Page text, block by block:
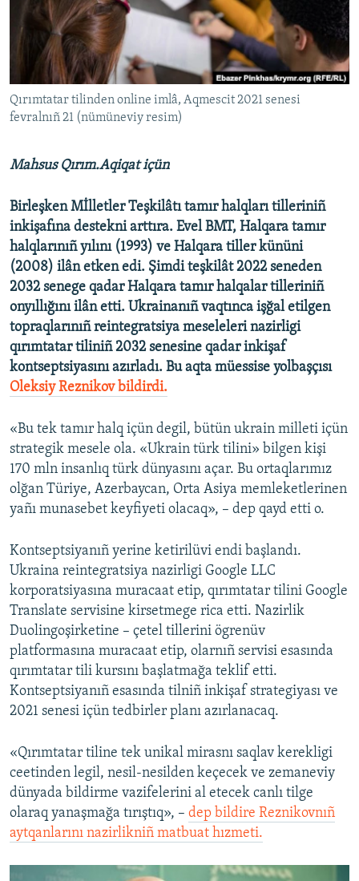
Русский
Українською
QOŞULIÑIZ!
RFE/RS bütün saytları
Qırımtatar tilinden online imlâ, Aqmescit 2021 senesi
fevralnıñ 21 (nümüneviy resim)
Mahsus Qırım.Aqiqat içün
Birleşken Mİlletler Teşkilâtı tamır halqları tilleriniñ
inkişafına destekni arttıra. Evel BMT, Halqara tamır
halqlarınıñ yılını (1993) ve Halqara tiller kününi
(2008) ilân etken edi. Şimdi teşkilât 2022 seneden
2032 senege qadar Halqara tamır halqalar tilleriniñ
onyıllığını ilân etti. Ukrainanıñ vaqtınca işğal etilgen
topraqlarınıñ reintegratsiya meseleleri nazirligi
qırımtatar tiliniñ 2032 senesine qadar inkişaf
kontseptsiyasını azırladı. Bu aqta müessise yolbaşçısı
Oleksiy Reznikov bildirdi.
«Bu tek tamır halq içün degil, bütün ukrain milleti içün
strategik mesele ola. «Ukrain türk tilini» bilgen kişi
170 mln insanlıq türk dünyasını açar. Bu ortaqlarımız
olğan Türiye, Azerbaycan, Orta Asiya memleketlerinen
yañı munasebet keyfiyeti olacaq», – dep qayd etti o.
Kontseptsiyanıñ yerine ketirilüvi endi başlandı.
Ukraina reintegratsiya nazirligi Google LLC
korporatsiyasına muracaat etip, qırımtatar tilini Google
Translate servisine kirsetmege rica etti. Nazirlik
Duolingoşirketine – çetel tillerini ögrenüv
platformasına muracaat etip, olarnıñ servisi esasında
qırımtatar tili kursını başlatmağa teklif etti.
Kontseptsiyanıñ esasında tilniñ inkişaf strategiyası ve
2021 senesi içün tedbirler planı azırlanacaq.
«Qırımtatar tiline tek unikal mirasnı saqlav kerekligi
ceetinden legil, nesil-nesilden keçecek ve zemaneviy
dünyada bildirme vazifelerini al etecek canlı tilge
olaraq yanaşmağa tırıştıq», – dep bildire Reznikovnıñ
aytqanlarını nazirlikniñ matbuat hızmeti.